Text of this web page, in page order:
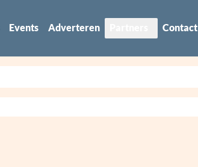
Events Adverteren Contact